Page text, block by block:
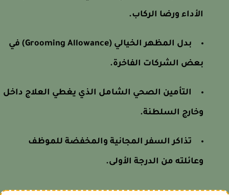
الأداء ورضا الركاب.
بدل المظهر الخيالي (Grooming Allowance) في
بعض الشركات الفاخرة.
التأمين الصحي الشامل الذي يغطي العلاج داخل
وخارج السلطنة.
تذاكر السفر المجانية والمخفضة للموظف
وعائلته من الدرجة الأولى.